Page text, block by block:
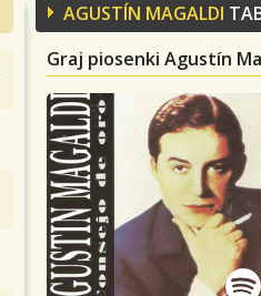
AGUSTÍN MAGALDI
Graj piosenki Agustín